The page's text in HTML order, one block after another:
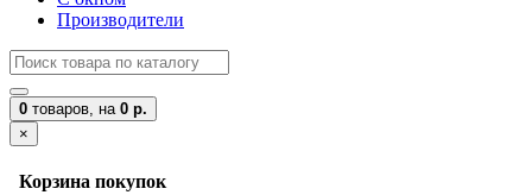
Производители
0 товаров, на 0 р.
×
Корзина покупок